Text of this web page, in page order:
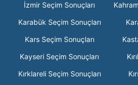
İzmir Seçim Sonuçları
Karabük Seçim Sonuçları
Kars Seçim Sonuçları
Kayseri Seçim Sonuçları
Kırklareli Seçim Sonuçları